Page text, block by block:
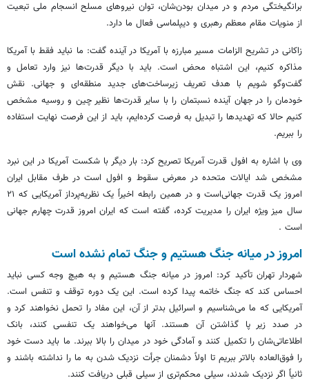
برانگیختگی مردم و در میدان بودن‌شان، توان نیروهای مسلح انسجام ملی تبعیت
از منویات مقام معظم رهبری و دیپلماسی فعال ما دارد.
زاکانی در تشریح الزامات مسیر مبارزه با آمریکا در آینده گفت: ما نباید فقط با آمریکا
مذاکره کنیم، این اشتباه محض است. باید با دیگر قدرت‌ها نیز وارد تعامل و
گفت‌وگو شویم با هدف تعریف زیرساخت‌های جدید منطقه‌ای و جهانی. نقش
خودمان را در جهان آینده نسبتمان را با سایر قدرت‌ها نظیر چین و روسیه مشخص
کنیم حالا که تهدیدها را تبدیل به فرصت کرده‌ایم، باید از این فرصت نهایت استفاده
را ببریم.
وی با اشاره به افول قدرت آمریکا تصریح کرد: بار دیگر با شکست آمریکا در این نبرد
مشخص شد ایالات متحده در معرض سقوط و افول است در طرف مقابل ایران
امروز یک قدرت جهانی‌است و در همین رابطه اخیراً یک نظریه‌پرداز آمریکایی که ۲۱
سال میز ویژه ایران را مدیریت کرده، گفته است که ایران امروز قدرت چهارم جهانی
است .
امروز در میانه جنگ هستیم و جنگ تمام نشده است
شهردار تهران تأکید کرد: امروز در میانه جنگ هستیم و به هیچ وجه کسی نباید
احساس کند که جنگ خاتمه پیدا کرده است. این یک دوره توقف و تنفس است.
آمریکایی که ما می‌شناسیم و اسرائیل بدتر از آن، این مفاد را تحمل نخواهند کرد و
در صدد زیر پا گذاشتن آن هستند. آنها می‌خواهند یک تنفسی کنند، بانک
اطلاعاتی‌شان را تکمیل کنند و آمادگی خود در میدان را بالا ببرند. ما باید دست خود
را فوق‌العاده بالاتر ببریم تا اولاً دشمنان جرأت نزدیک شدن به ما را نداشته باشند و
ثانیاً اگر نزدیک شدند، سیلی محکم‌تری از سیلی قبلی دریافت کنند.